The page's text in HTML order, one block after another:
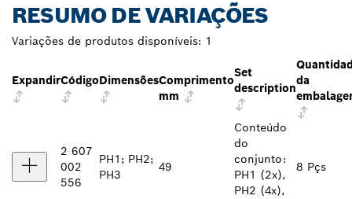
RESUMO DE VARIAÇÕES
Variações de produtos disponíveis: 1
ExpandirCódigoDimensõesComprimento
mm
Set
description
da
2 607
002
556
PH1; PH2;
PH3
49
Conteúdo
do
conjunto:
PH1 (2x),
PH2 (4x),
8 Pçs